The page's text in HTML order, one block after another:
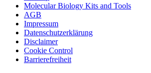
Molecular Biology Kits and Tools
AGB
Impressum
Datenschutzerklärung
Disclaimer
Cookie Control
Barrierefreiheit